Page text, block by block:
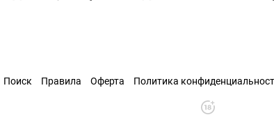
Поиск Правила Оферта Политика